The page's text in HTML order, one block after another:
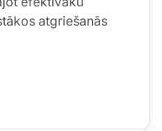
atgriešanās